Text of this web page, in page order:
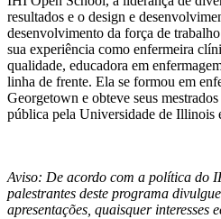
resultados e o design e
desenvolvimento da força de
sua experiência como enfermeira
qualidade, educadora em
linha de frente. Ela se formou em
Georgetown e obteve seus
pública pela Universidade de Illinois
Aviso: De acordo com a política do
palestrantes deste programa
apresentações, quaisquer interesses